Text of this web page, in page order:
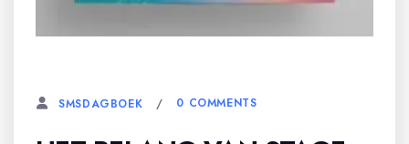
SMSDAGBOEK 0 COMMENTS